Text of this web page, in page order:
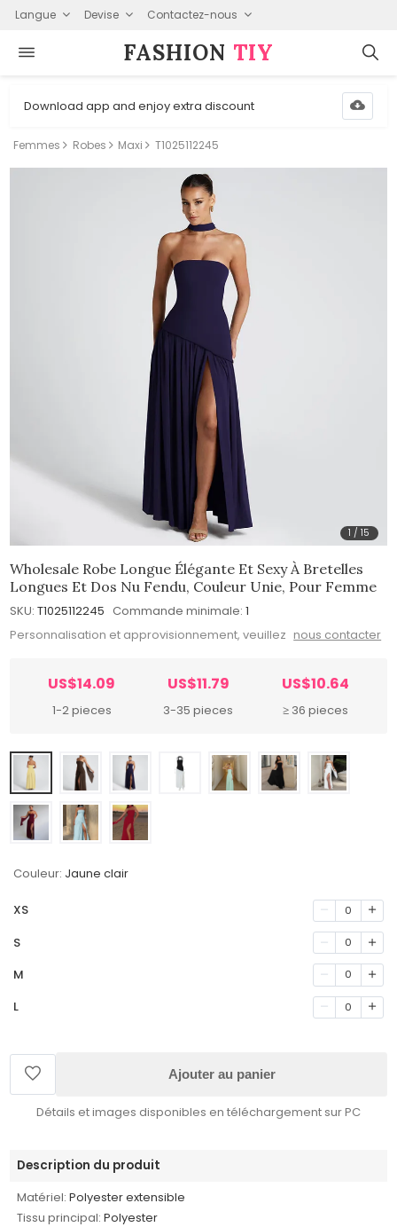
Langue Devise Contactez-nous
FASHION⁠ TIY
Download app and enjoy extra discount
Femmes Robes Maxi T1025112245
1 /15
Wholesale Robe Longue Élégante Et Sexy À Bretelles
Longues Et Dos Nu Fendu, Couleur Unie, Pour Femme
SKU: T1025112245 Commande minimale: 1
Personnalisation et approvisionnement, veuillez nous contacter
US$14.09
1-2 pieces
US$11.79
3-35 pieces
US$10.64
≥ 36 pieces
Couleur: Jaune clair
XS 0
S 0
M 0
L 0
Ajouter au panier
Détails et images disponibles en téléchargement sur PC
Description du produit
Matériel: Polyester extensible
Tissu principal: Polyester